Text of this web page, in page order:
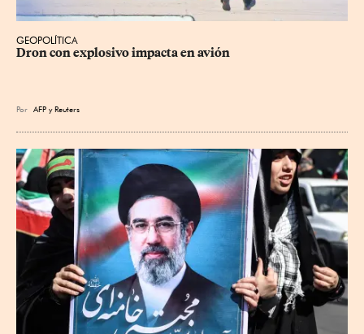
GEOPOLÍTICA
Dron con explosivo impacta en avión
Por AFP yReuters